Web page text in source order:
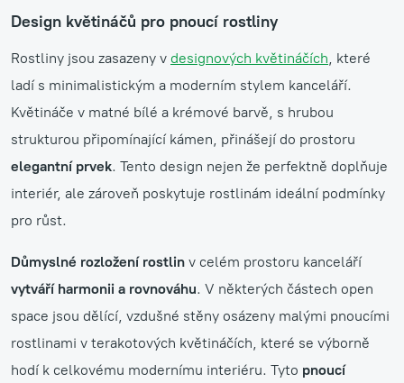
Design květináčů pro pnoucí rostliny
Rostliny jsou zasazeny v designových květináčích , které
ladí s minimalistickým a moderním stylem kanceláří.
Květináče v matné bílé a krémové barvě, s hrubou
strukturou připomínající kámen, přinášejí do prostoru
elegantní prvek. Tento design nejen že perfektně doplňuje
interiér, ale zároveň poskytuje rostlinám ideální podmínky
pro růst.
Důmyslné rozložení rostlin v celém prostoru kanceláří
vytváří harmonii a rovnováhu. V některých částech open
space jsou dělící, vzdušné stěny osázeny malými pnoucími
rostlinami v terakotových květináčích, které se výborně
hodí k celkovému modernímu interiéru. Tyto pnoucí